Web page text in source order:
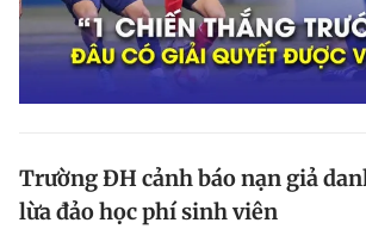
Trường ĐH cảnh báo nạn giả
lừa đảo học phí sinh viên